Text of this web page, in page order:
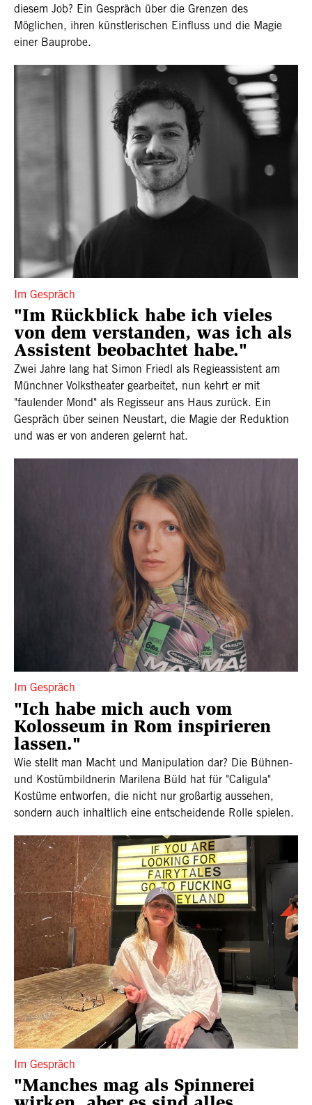
diesem Job? Ein Gespräch über die Grenzen des
Möglichen, ihren künstlerischen Einfluss und die Magie
einer Bauprobe.
Im Gespräch
"Im Rückblick habe ich vieles
von dem verstanden, was ich als
Assistent beobachtet habe."
Zwei Jahre lang hat Simon Friedl als Regieassistent am
Münchner Volkstheater gearbeitet, nun kehrt er mit
"faulender Mond" als Regisseur ans Haus zurück. Ein
Gespräch über seinen Neustart, die Magie der Reduktion
und was er von anderen gelernt hat.
Im Gespräch
"Ich habe mich auch vom
Kolosseum in Rom inspirieren
lassen."
Wie stellt man Macht und Manipulation dar? Die Bühnen-
und Kostümbildnerin Marilena Büld hat für "Caligula"
Kostüme entworfen, die nicht nur großartig aussehen,
sondern auch inhaltlich eine entscheidende Rolle spielen.
Im Gespräch
"Manches mag als Spinnerei